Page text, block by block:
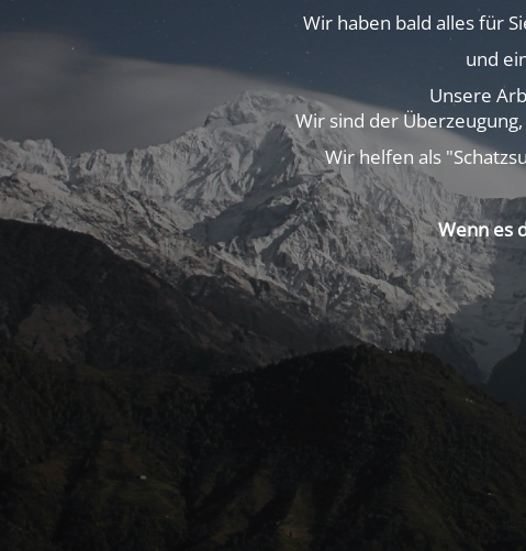
Wir haben bald alles für
und
Unsere
Wir sind der
Wir helfen als
Wenn es